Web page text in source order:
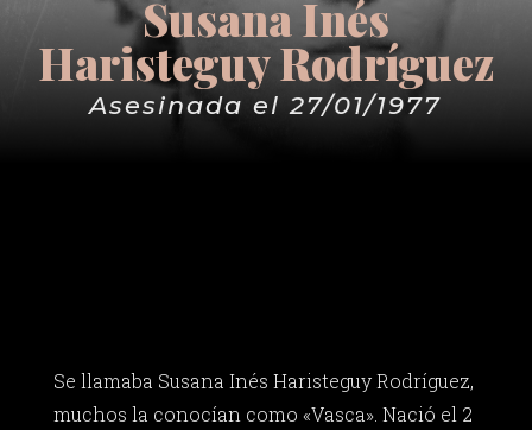
Susana Inés
Haristeguy Rodríguez
Asesinada el 27/01/1977
Se llamaba Susana Inés Haristeguy Rodríguez,
muchos la conocían como «Vasca». Nació el 2